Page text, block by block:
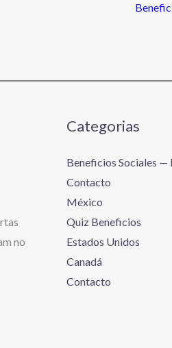
no
Categorias
Beneficios Sociales —
Contacto
México
Quiz Beneficios
Estados Unidos
Canadá
Contacto